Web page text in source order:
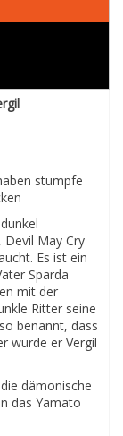
stumpfe
Devil May Cry
Es ist ein
Sparda
mit der
Ritter seine
benannt, dass
wurde er Vergil
dämonische
das Yamato